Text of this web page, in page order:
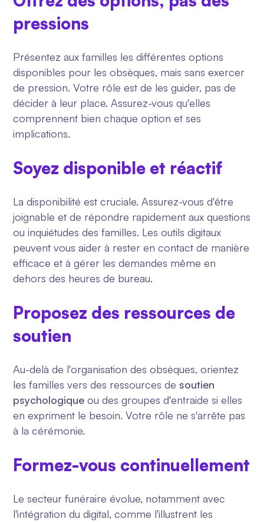
pressions
Présentez aux familles les différentes options
disponibles pour les obsèques, mais sans exercer
de pression. Votre rôle est de les guider, pas de
décider à leur place. Assurez-vous qu'elles
comprennent bien chaque option et ses
implications.
Soyez disponible et réactif
La disponibilité est cruciale. Assurez-vous d'être
joignable et de répondre rapidement aux questions
ou inquiétudes des familles. Les outils digitaux
peuvent vous aider à rester en contact de manière
efficace et à gérer les demandes même en
dehors des heures de bureau.
Proposez des ressources de
soutien
Au-delà de l'organisation des obsèques, orientez
les familles vers des ressources de soutien
psychologique ou des groupes d'entraide si elles
en expriment le besoin. Votre rôle ne s'arrête pas
à la cérémonie.
Formez-vous continuellement
Le secteur funéraire évolue, notamment avec
l'intégration du digital, comme l'illustrent les